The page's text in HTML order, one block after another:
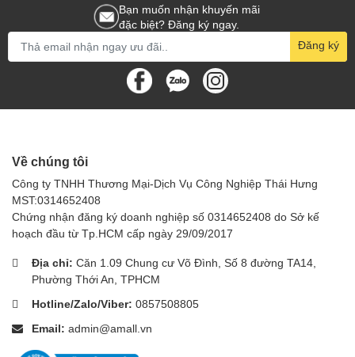
Bạn muốn nhận khuyến mãi
đặc biệt? Đăng ký ngay.
Đăng ký
Về chúng tôi
Công ty TNHH Thương Mại-Dịch Vụ Công Nghiệp Thái Hưng
MST:0314652408
Chứng nhận đăng ký doanh nghiệp số 0314652408 do Sở kế
hoạch đầu từ Tp.HCM cấp ngày 29/09/2017
Địa chỉ: Căn 1.09 Chung cư Võ Đình, Số 8 đường TA14,
Phường Thới An, TPHCM
Hotline/Zalo/Viber: 0857508805
Email: admin@amall.vn